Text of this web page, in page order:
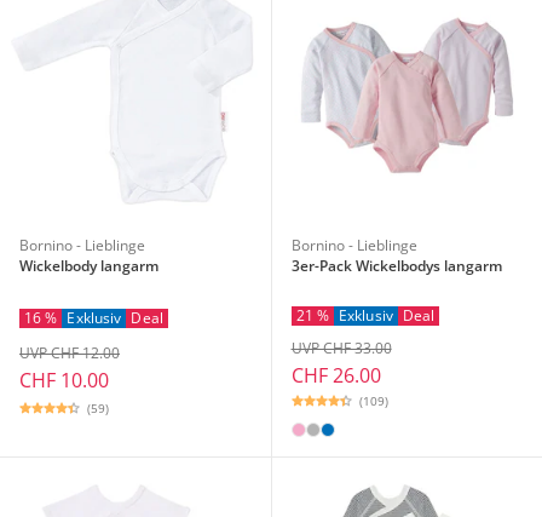
Bornino - Lieblinge
Wickelbody langarm
16 % Exklusiv Deal
CHF 10.00
UVP CHF 12.00
(59)
Bornino - Lieblinge
3er-Pack Wickelbodys langarm
21 % Exklusiv Deal
CHF 26.00
UVP CHF 33.00
(109)